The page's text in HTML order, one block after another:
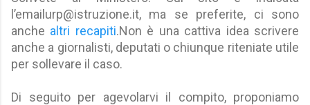
l’emailurp@istruzione.it, ma se preferite, ci sono
anche altri recapiti.Non è una cattiva idea scrivere
anche a giornalisti, deputati o chiunque riteniate utile
per sollevare il caso.
Di seguito per agevolarvi il compito, proponiamo